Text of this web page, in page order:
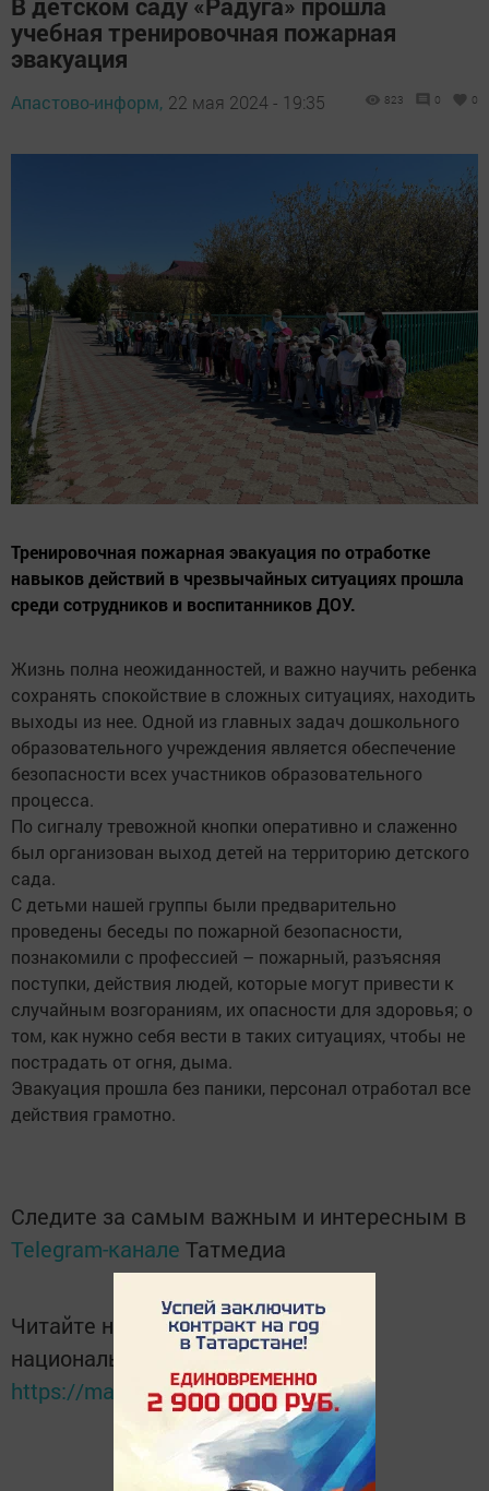
учебная тренировочная пожарная
эвакуация
Апастово-информ, 22 мая 2024 - 19:35 823 0 0
Тренировочная пожарная эвакуация по отработке
навыков действий в чрезвычайных ситуациях прошла
среди сотрудников и воспитанников ДОУ.
Жизнь полна неожиданностей, и важно научить ребенка
сохранять спокойствие в сложных ситуациях, находить
выходы из нее. Одной из главных задач дошкольного
образовательного учреждения является обеспечение
безопасности всех участников образовательного
процесса.
По сигналу тревожной кнопки оперативно и слаженно
был организован выход детей на территорию детского
сада.
С детьми нашей группы были предварительно
проведены беседы по пожарной безопасности,
познакомили с профессией – пожарный, разъясняя
поступки, действия людей, которые могут привести к
случайным возгораниям, их опасности для здоровья; о
том, как нужно себя вести в таких ситуациях, чтобы не
пострадать от огня, дыма.
Эвакуация прошла без паники, персонал отработал все
действия грамотно.
Следите за самым важным и интересным в
Telegram-канале Татмедиа
Читайте новости Татарстана в
национальном мессенджере MАХ:
https://max.ru/tatmedia